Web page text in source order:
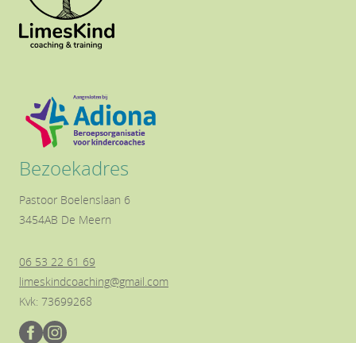
Bezoekadres
Pastoor Boelenslaan 6
3454AB De Meern
06 53 22 61 69
limeskindcoaching@gmail.com
Kvk: 73699268